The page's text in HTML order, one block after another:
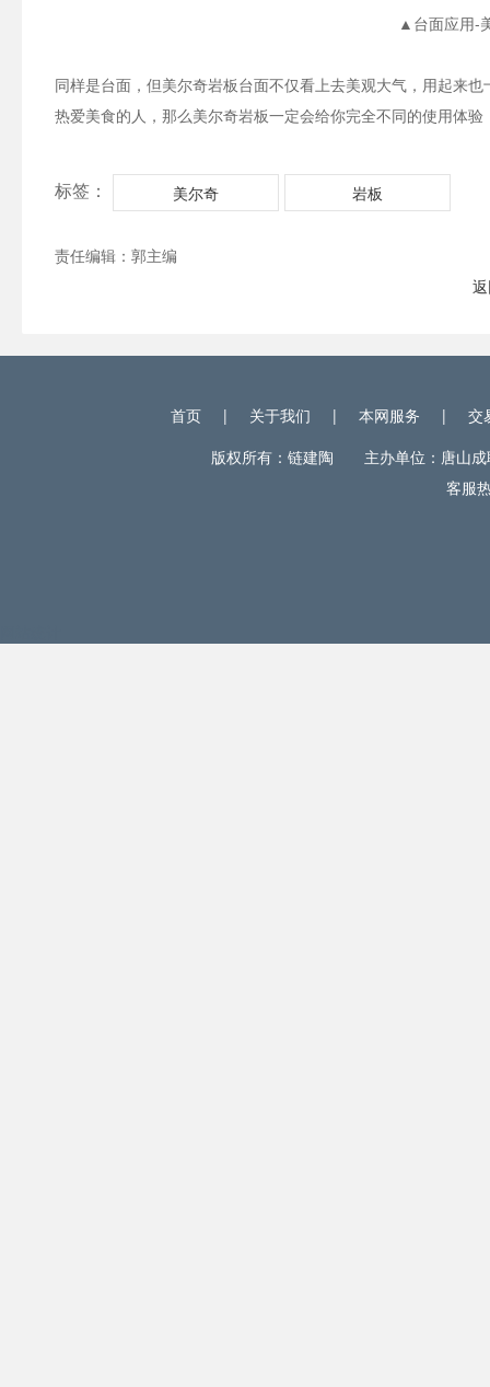
▲台面应用-
同样是台面，但美尔奇岩板台面不仅看上去美观大气，用起来
热爱美食的人，那么美尔奇岩板一定会给你完全不同的使用体验
标签： 美尔奇 岩板
责任编辑：郭主编
首页 | 关于我们 | 本网服务 |
交
版权所有：链建陶 主办单位：唐山
客服